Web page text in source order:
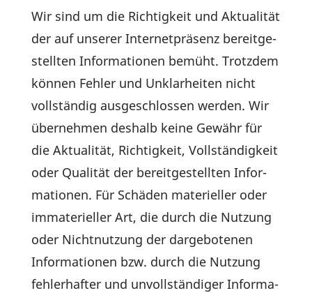
Wir sind um die Rich­tig­keit und Aktua­lität
der auf unserer Inter­net­prä­senz bereit­ge­
stellten Infor­ma­tionen bemüht. Trotzdem
können Fehler und Unklar­heiten nicht
voll­ständig ausge­schlossen werden. Wir
über­nehmen deshalb keine Gewähr für
die Aktua­lität, Rich­tig­keit, Voll­stän­dig­keit
oder Qualität der bereit­ge­stellten Infor­
ma­tionen. Für Schäden mate­ri­eller oder
imma­te­ri­eller Art, die durch die Nutzung
oder Nicht­nut­zung der darge­bo­tenen
Infor­ma­tionen bzw. durch die Nutzung
fehler­hafter und unvoll­stän­diger Infor­ma­